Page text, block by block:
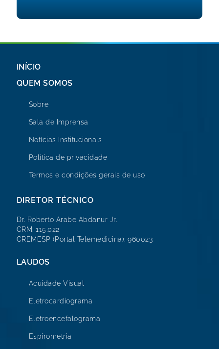
INÍCIO
QUEM SOMOS
Sobre
Sala de Imprensa
Notícias Institucionais
Política de privacidade
Termos e condições gerais de uso
DIRETOR TÉCNICO
Dr. Roberto Arabe Abdanur Jr.
CRM: 115.022
CREMESP (Portal Telemedicina): 960023
LAUDOS
Acuidade Visual
Eletrocardiograma
Eletroencefalograma
Espirometria